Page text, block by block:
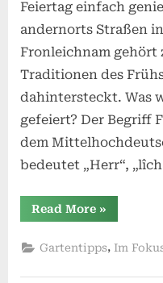
Feiertag einfach
andernorts Straßen
Fronleichnam gehört
Traditionen des
dahintersteckt. Was
gefeiert? Der Begriff
dem
bedeutet „Herr“,
Read More“Wenn
Blumen
haben:
»
Gartentipps, Im